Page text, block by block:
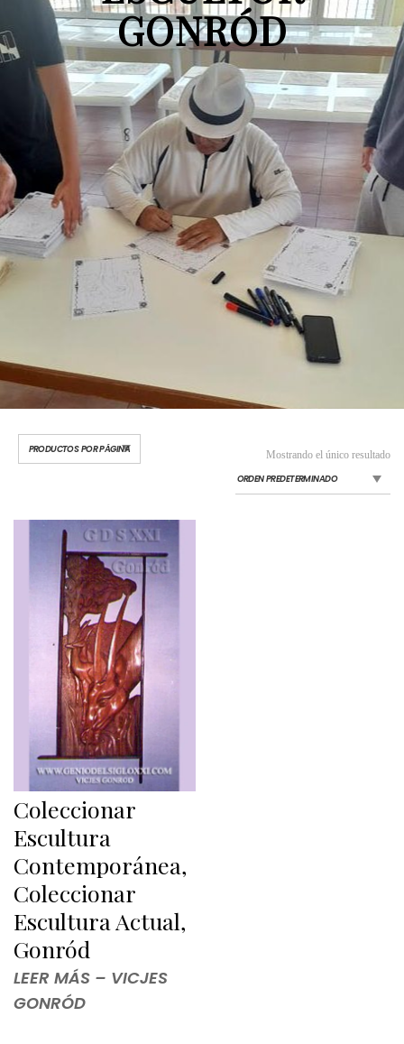
GONRÓD
Mostrando el único resultado
Coleccionar
Escultura
Contemporánea,
Coleccionar
Escultura Actual,
Gonród
LEER MÁS – VICJES
GONRÓD